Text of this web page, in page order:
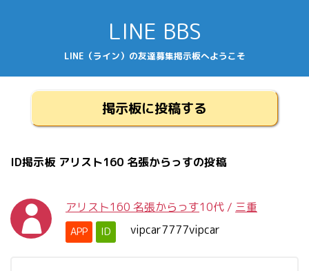
LINE BBS
LINE（ライン）の友達募集掲示板へようこそ
掲示板に投稿する
ID掲示板 アリスト160 名張からっすの投稿
アリスト160 名張からっす10代 / 三重
APP ID vipcar7777vipcar